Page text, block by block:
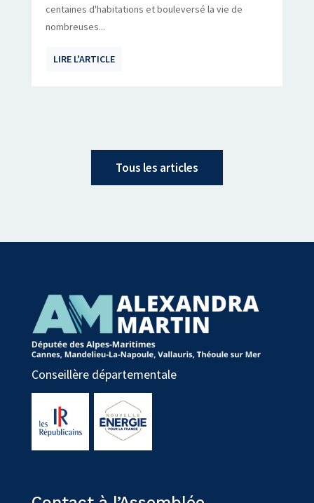
centaines d'habitations et bouleversé la vie de
nombreuses...
LIRE L'ARTICLE
Tous les articles
Conseillère départementale